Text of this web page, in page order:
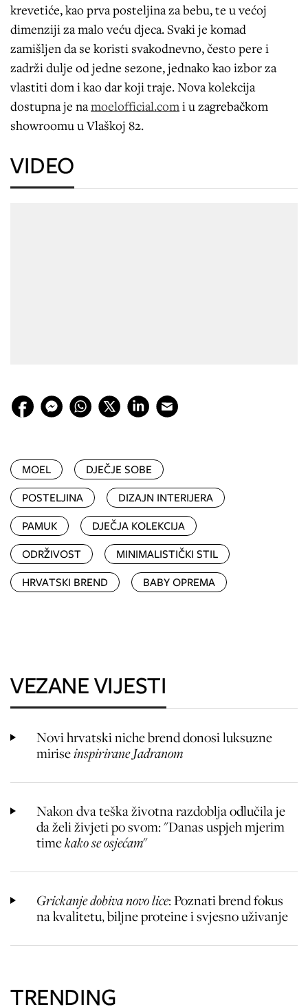
krevetiće, kao prva posteljina za bebu, te u većoj
dimenziji za malo veću djeca. Svaki je komad
zamišljen da se koristi svakodnevno, često pere i
zadrži dulje od jedne sezone, jednako kao izbor za
vlastiti dom i kao dar koji traje. Nova kolekcija
dostupna je namoelofficial.comi u zagrebačkom
showroomu u Vlaškoj 82.
VIDEO
MOEL
DJEČJE SOBE
POSTELJINA
DIZAJN INTERIJERA
PAMUK
DJEČJA KOLEKCIJA
ODRŽIVOST
MINIMALISTIČKI STIL
HRVATSKI BREND
BABY OPREMA
VEZANE VIJESTI
Novi hrvatski niche brend donosi luksuzne
miriseinspirirane Jadranom
Nakon dva teška životna razdoblja odlučila je
da želi živjeti po svom: "Danas uspjeh mjerim
timekako se osjećam"
Grickanje dobiva novo lice: Poznati brend fokus
na kvalitetu, biljne proteine i svjesno uživanje
TRENDING